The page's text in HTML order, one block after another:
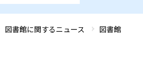
図書館に関するニュース 図書館